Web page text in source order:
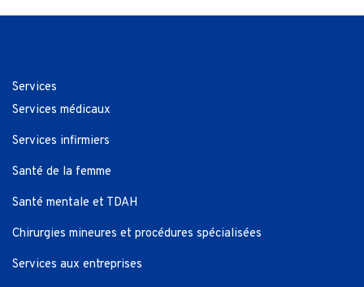
Services
Services médicaux
Services infirmiers
Santé de la femme
Santé mentale et TDAH
Chirurgies mineures et procédures spécialisées
Services aux entreprises